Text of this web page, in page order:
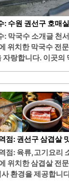
: 수원 권선구 호매
: 막국수 소개글 천
위치한 막국수 전
자랑합니다. 이곳의
있어, 여름철에
과하지 않고 깔끔
또한, 수육과 옹심
맛이 일품입니다.
한 음식을 제공합
감상하며 식사를
부는 깔끔하고 아
는 공간을 제공합니
점: 권선구 삼겹살
점: 육류,고기요리
위치한 삼겹살 전
환경을 제공합니